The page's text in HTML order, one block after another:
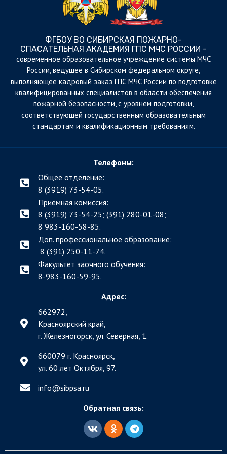
ФГБОУ ВО СИБИРСКАЯ ПОЖАРНО-
СПАСАТЕЛЬНАЯ АКАДЕМИЯ ГПС МЧС РОССИИ -
cовременное образовательное учреждение системы МЧС
России, ведущее в Сибирском федеральном округе,
выполняющее кадровый заказ ГПС МЧС России по подготовке
квалифицированных специалистов в области обеспечения
пожарной безопасности, с уровнем подготовки,
соответствующей государственным образовательным
стандартам и квалификационным требованиям.
Телефоны:
Общее отделение:
8 (3919) 73-54-05.
Приёмная комиссия:
8 (3919) 73-54-25; (391) 280-01-08;
8 983-160-58-85.
Доп. профессиональное образование:
8 (391) 250-11-74.
Факультет заочного обучения:
8-983-160-59-95.
Адрес:
662972,
Красноярский край,
г. Железногорск, ул. Северная, 1.
660079 г. Красноярск,
ул. 60 лет Октября, 97.
info@sibpsa.ru
Обратная связь: